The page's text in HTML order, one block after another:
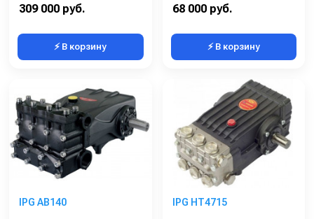
309 000 руб.
⚡ В корзину
68 000 руб.
⚡ В корзину
IPG AB140 IPG HT4715